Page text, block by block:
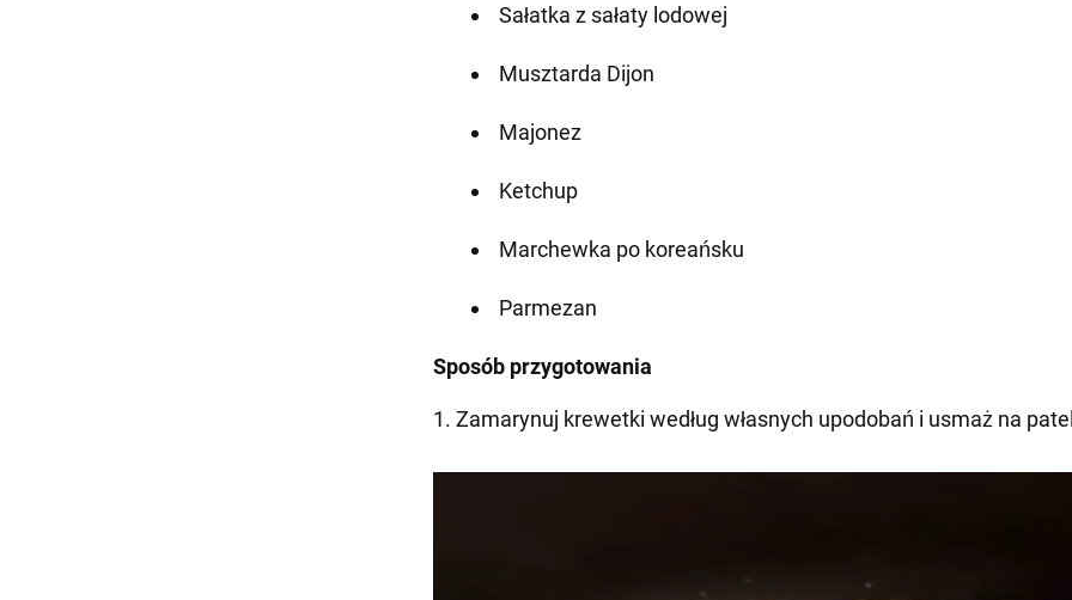
Sałatka z sałaty lodowej
Musztarda Dijon
Majonez
Ketchup
Marchewka po koreańsku
Parmezan
Sposób przygotowania
1. Zamarynuj krewetki według własnych upodobań i usmaż na